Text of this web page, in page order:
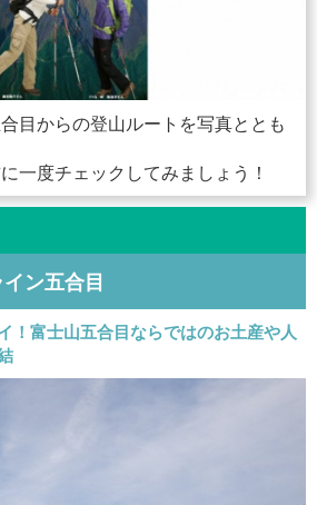
目からの登山ルートを写真ととも
一度チェックしてみましょう！
ン五合目
！富士山五合目ならではのお土産や人